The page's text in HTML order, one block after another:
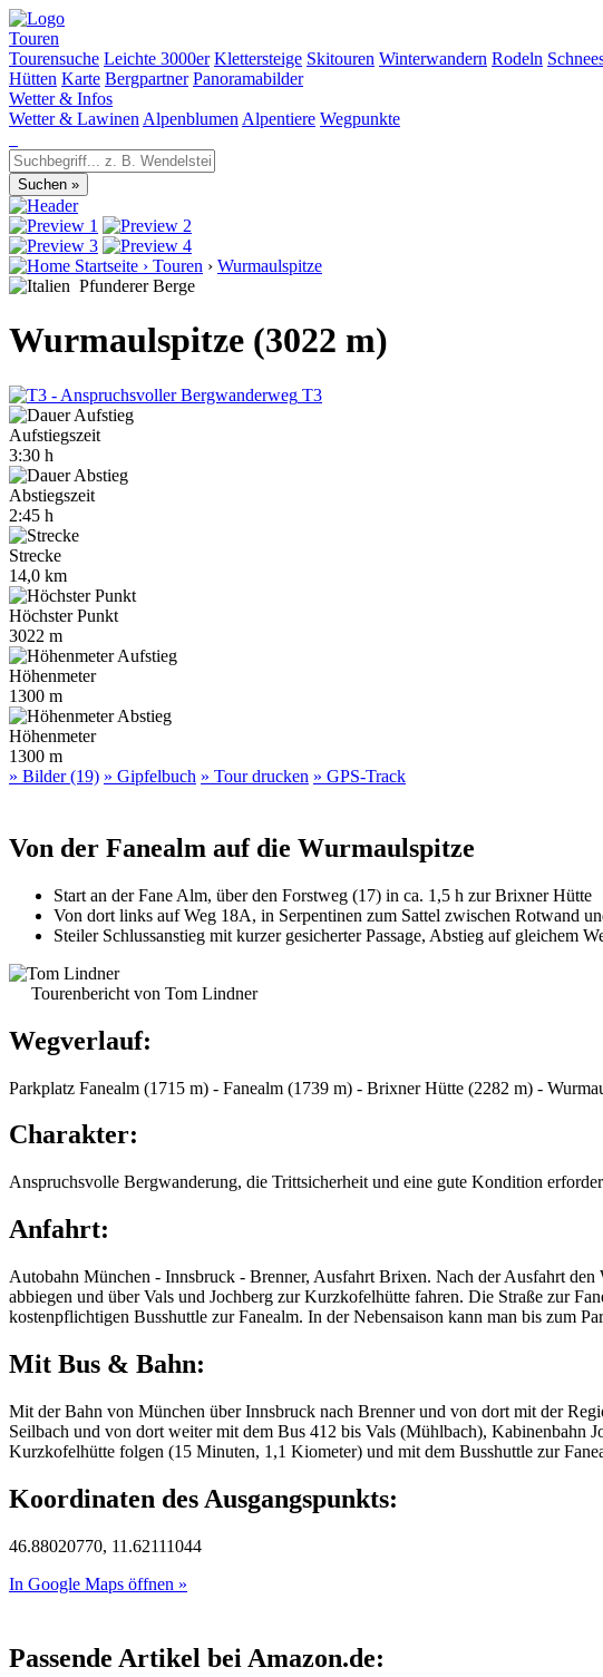
Touren
Tourensuche Leichte 3000er Klettersteige Skitouren Winterwandern Rodeln
Hütten Karte Bergpartner Panoramabilder
Wetter & Infos
Wetter & Lawinen Alpenblumen Alpentiere Wegpunkte
Startseite › Touren › Wurmaulspitze
Pfunderer Berge
Wurmaulspitze (3022 m)
T3
Aufstiegszeit
3:30 h
Abstiegszeit
2:45 h
Strecke
14,0 km
Höchster Punkt
3022 m
Höhenmeter
1300 m
Höhenmeter
1300 m
» Bilder (19) » Gipfelbuch » Tour drucken » GPS-Track
Von der Fanealm auf die Wurmaulspitze
Start an der Fane Alm, über den Forstweg (17) in ca. 1,5 h zur Brixner Hütte
Von dort links auf Weg 18A, in Serpentinen zum Sattel zwischen Rotwand
Steiler Schlussanstieg mit kurzer gesicherter Passage, Abstieg auf gleichem
Tourenbericht von Tom Lindner
Wegverlauf:
Parkplatz Fanealm (1715 m) - Fanealm (1739 m) - Brixner Hütte (2282 m) -
Charakter:
Anspruchsvolle Bergwanderung, die Trittsicherheit und eine gute Kondition
Anfahrt:
Autobahn München - Innsbruck - Brenner, Ausfahrt Brixen. Nach der Ausfahrt
abbiegen und über Vals und Jochberg zur Kurzkofelhütte fahren. Die Straße zur
kostenpflichtigen Busshuttle zur Fanealm. In der Nebensaison kann man bis zum
Mit Bus & Bahn:
Mit der Bahn von München über Innsbruck nach Brenner und von dort mit der
Seilbach und von dort weiter mit dem Bus 412 bis Vals (Mühlbach), Kabinenbahn
Kurzkofelhütte folgen (15 Minuten, 1,1 Kiometer) und mit dem Busshuttle zur
Koordinaten des Ausgangspunkts:
46.88020770, 11.62111044
In Google Maps öffnen »
Passende Artikel bei Amazon.de: